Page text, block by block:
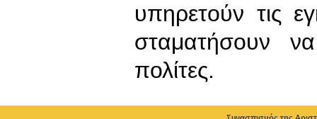
υπηρετούν τις
σταματήσουν
πολίτες.